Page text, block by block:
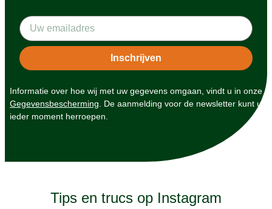
Informatie over hoe wij met uw gegevens omgaan, vindt u in onze
Gegevensbescherming . De aanmelding voor de newsletter kunt u
ieder moment herroepen.
Tips en trucs op Instagram